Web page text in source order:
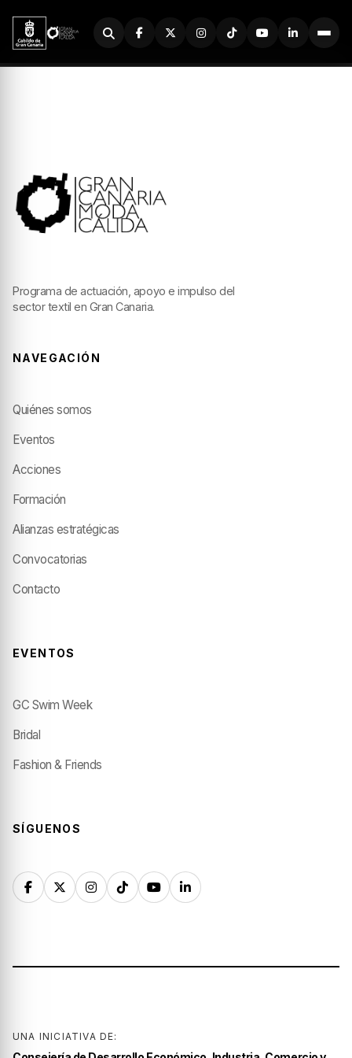
Buscador
Programa de actuación, apoyo e impulso del
sector textil en Gran Canaria.
NAVEGACIÓN
Quiénes somos
Eventos
Acciones
Formación
Alianzas estratégicas
Convocatorias
Contacto
EVENTOS
GC Swim Week
Bridal
Fashion & Friends
SÍGUENOS
UNA INICIATIVA DE: